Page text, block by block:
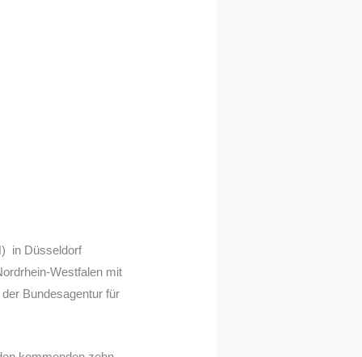
in Düsseldorf
Westfalen mit
Bundesagentur für